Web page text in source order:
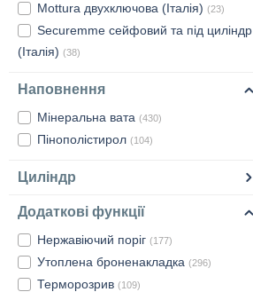
Mottura двухключова (Італія) (23)
Securemme сейфовий та під циліндр
(Італія) (38)
Наповнення
Мінеральна вата (430)
Пінополістирол (104)
Циліндр
Додаткові функції
Нержавіючий поріг (177)
Утоплена броненакладка (296)
Терморозрив (109)